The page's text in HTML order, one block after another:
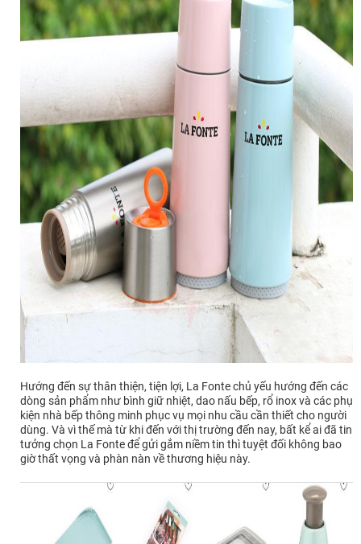
Hướng đến sự thân thiện, tiện lợi, La Fonte chủ yếu hướng đến các
dòng sản phẩm như bình giữ nhiệt, dao nấu bếp, rổ inox và các phụ
kiện nhà bếp thông minh phục vụ mọi nhu cầu cần thiết cho người
dùng. Và vì thế mà từ khi đến với thị trường đến nay, bất kể ai đã tin
tưởng chọn La Fonte để gửi gắm niềm tin thì tuyệt đối không bao
giờ thất vọng và phàn nàn về thương hiệu này.